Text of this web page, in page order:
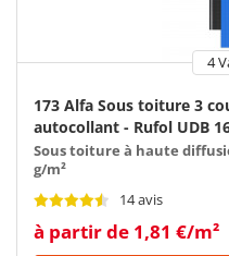
4
173 Alfa Sous toiture 3
autocollant - Rufol UDB
Sous toiture à haute
g/m²
14 avis
à partir de 1,81 €/m²